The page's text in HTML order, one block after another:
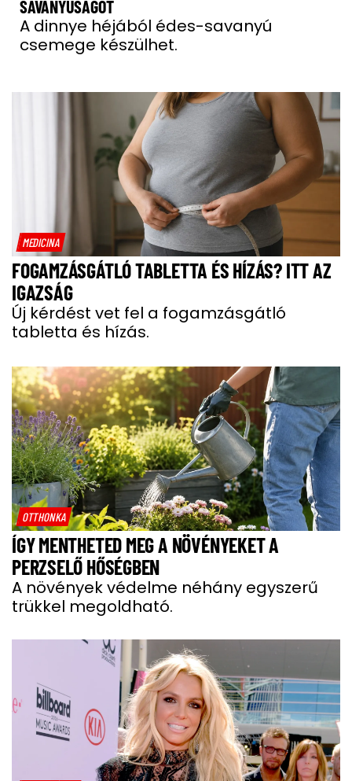
SAVANYÚSÁGOT
A dinnye héjából édes-savanyú
csemege készülhet.
MEDICINA
FOGAMZÁSGÁTLÓ TABLETTA ÉS HÍZÁS? ITT AZ
IGAZSÁG
Új kérdést vet fel a fogamzásgátló
tabletta és hízás.
OTTHONKA
ÍGY MENTHETED MEG A NÖVÉNYEKET A
PERZSELŐ HŐSÉGBEN
A növények védelme néhány egyszerű
trükkel megoldható.